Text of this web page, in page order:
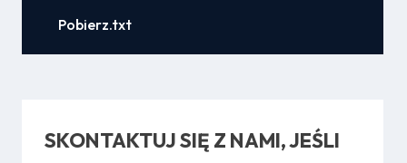
Pobierz.txt
SKONTAKTUJ SIĘ Z NAMI, JEŚLI